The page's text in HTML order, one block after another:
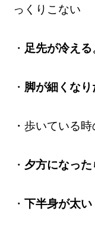
っくりこない
・ 足先が冷える
・ 脚が細くなり
・歩いている時
・ 夕方になっ
・ 下半身が太い